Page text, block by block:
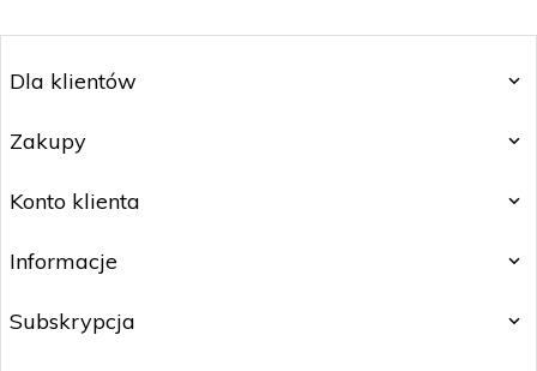
Dla klientów
Zakupy
Konto klienta
Informacje
Subskrypcja